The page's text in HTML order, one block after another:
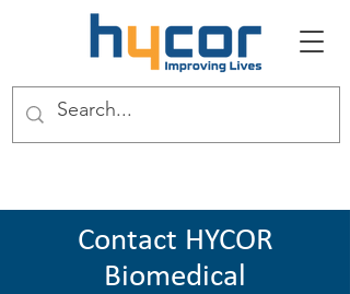
Contact HYCOR
Biomedical